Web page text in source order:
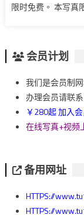
限时免费。 本写
会员计划
我们是会员制
办理会员请联系
￥280起 加入
在线写真+视频
备用网址
HTTPS://
HTTPS://